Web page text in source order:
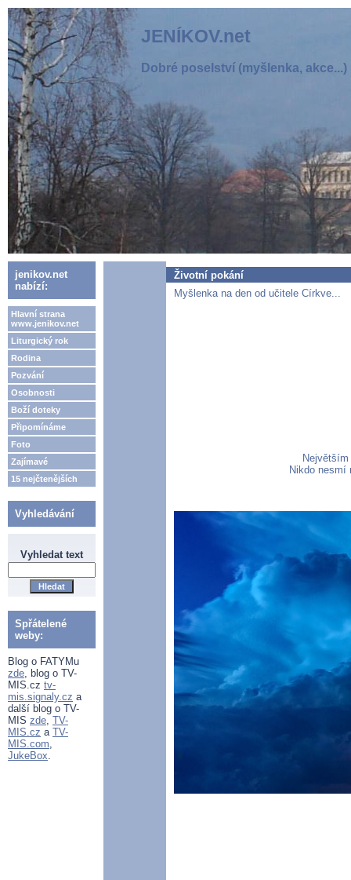
JENÍKOV.net
Dobré poselství (myšlenka,
jenikov.net
nabízí:
Hlavní strana
www.jenikov.net
Liturgický rok
Rodina
Pozvání
Osobnosti
Boží doteky
Připomínáme
Foto
Zajímavé
15 nejčtenějších
Vyhledávání
Vyhledat text
Spřátelené
weby:
Blog o FATYMu
zde, blog o TV-
MIS.cz tv-
mis.signaly.cz a
další blog o TV-
MIS zde, TV-
MIS.cz a TV-
MIS.com,
JukeBox.
Životní pokání
Myšlenka na den od učitele Církve...
Nikdo nesmí